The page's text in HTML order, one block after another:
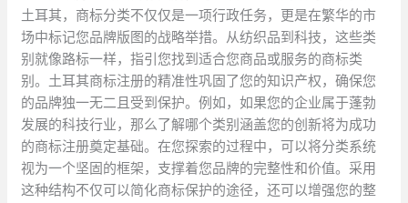
土耳其，商标分类不仅仅是一项行政任务，更是在繁华的市
场中标记您品牌版图的战略举措。从纺织品到科技，这些类
别就像路标一样，指引您找到适合您商品或服务的商标类
别。土耳其商标注册的精准性巩固了您的知识产权，确保您
的品牌独一无二且受到保护。例如，如果您的企业属于蓬勃
发展的科技行业，那么了解哪个类别涵盖您的创新将为成功
的商标注册奠定基础。在您探索的过程中，可以将分类系统
视为一个坚固的框架，支撑着您品牌的完整性和价值。采用
这种结构不仅可以简化商标保护的途径，还可以增强您的整